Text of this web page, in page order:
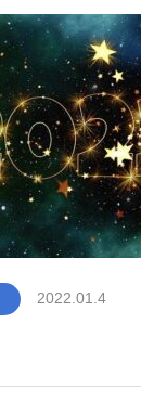
2022.01.4